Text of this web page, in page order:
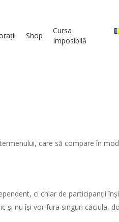
Shop
Cursa
Imposibilă
care să compare în
ci chiar de participanții
și nu își vor fura singuri căciula,